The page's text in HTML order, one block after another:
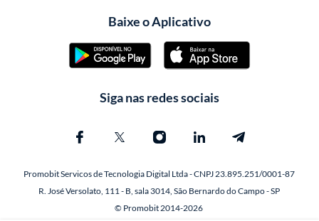
Baixe o Aplicativo
Siga nas redes sociais
Promobit Servicos de Tecnologia Digital Ltda - CNPJ 23.895.251/0001-87
R. José Versolato, 111 - B, sala 3014, São Bernardo do Campo - SP
© Promobit 2014-2026